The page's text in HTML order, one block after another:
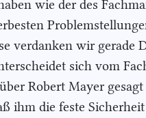
wie der des
verdanken wir gerade
sich vom
Robert Mayer
ihm die feste